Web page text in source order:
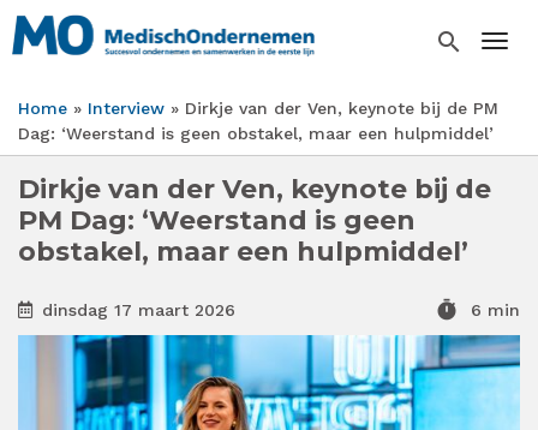
Overslaan
en
inhoud
gaan
search
Kruimelpad
Home Interview
Dirkje van der Ven, keynote bij de PM
Dag: ‘Weerstand is geen obstakel, maar een hulpmiddel’
Dirkje van der Ven, keynote bij de
PM Dag: ‘Weerstand is geen
obstakel, maar een hulpmiddel’
dinsdag 17 maart 2026 timer 6 min